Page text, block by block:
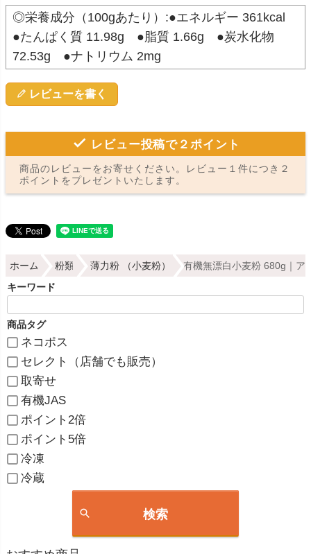
◎栄養成分（100gあたり）:●エネルギー 361kcal
●たんぱく質 11.98g ●脂質 1.66g ●炭水化物
72.53g ●ナトリウム 2mg
レビューを書く
レビュー投稿で２ポイント
商品のレビューをお寄せください。レビュー１件につき２
ポイントをプレゼントいたします。
ホーム 粉類 薄力粉 （小麦粉） 有機無漂白小麦粉 680g｜ア
キーワード
商品タグ
ネコポス
セレクト（店舗でも販売）
取寄せ
有機JAS
ポイント2倍
ポイント5倍
冷凍
冷蔵
検索